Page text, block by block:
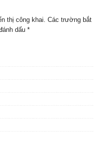
thị công khai. Các trường bắt
dấu*